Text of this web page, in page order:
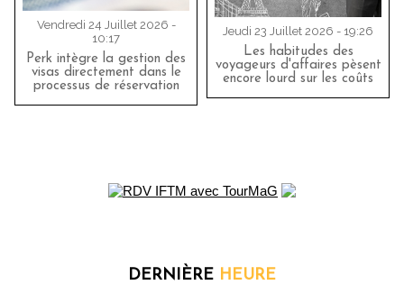
Vendredi 24 Juillet 2026 -
10:17
Perk intègre la gestion des
visas directement dans le
processus de réservation
Jeudi 23 Juillet 2026 - 19:26
Les habitudes des
voyageurs d'affaires pèsent
encore lourd sur les coûts
DERNIÈRE HEURE